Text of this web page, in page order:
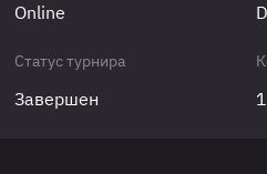
Online D
Статус турнира
Завершен